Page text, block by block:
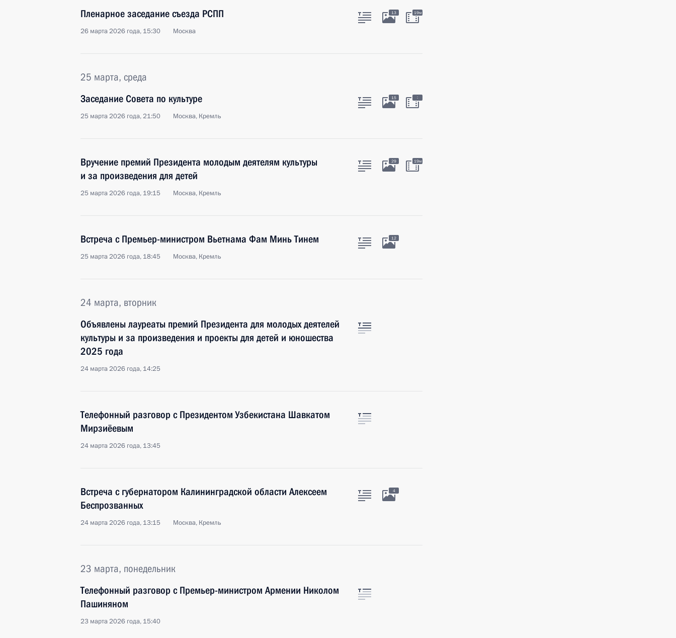
Пленарное заседание съезда РСПП
26 марта 2026 года, 15:30 Москва
13 19м
25 марта, среда
Заседание Совета по культуре
25 марта 2026 года, 21:50 Москва, Кремль
15 :
Вручение премий Президента молодым деятелям культуры
и за произведения для детей
25 марта 2026 года, 19:15 Москва, Кремль
29 19м
Встреча с Премьер-министром Вьетнама Фам Минь Тинем
25 марта 2026 года, 18:45 Москва, Кремль
12
24 марта, вторник
Объявлены лауреаты премий Президента для молодых деятелей
культуры и за произведения и проекты для детей и юношества
2025 года
24 марта 2026 года, 14:25
Телефонный разговор с Президентом Узбекистана Шавкатом
Мирзиёевым
24 марта 2026 года, 13:45
Встреча с губернатором Калининградской области Алексеем
Беспрозванных
24 марта 2026 года, 13:15 Москва, Кремль
4
23 марта, понедельник
Телефонный разговор с Премьер-министром Армении Николом
Пашиняном
23 марта 2026 года, 15:40